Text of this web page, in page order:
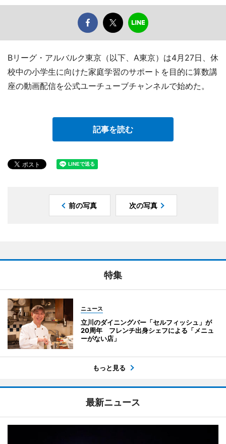
Bリーグ・アルバルク東京（以下、A東京）は4月27日、休
校中の小学生に向けた家庭学習のサポートを目的に算数講
座の動画配信を公式ユーチューブチャンネルで始めた。
記事を読む
前の写真 次の写真
特集
ニュース
立川のダイニングバー「セルフィッシュ」が
20周年 フレンチ出身シェフによる「メニュ
ーがない店」
もっと見る
最新ニュース